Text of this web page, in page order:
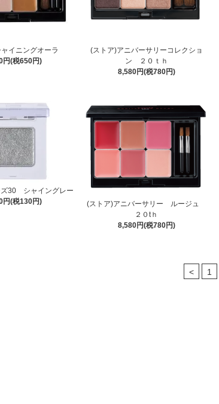
イニングオーラ
円(税650円)
(ストア)アニバーサリーコレクショ
ン ２０ｔｈ
8,580円(税780円)
ズ30 シャイングレー
円(税130円)
(ストア)アニバーサリー ルージュ
２０tｈ
8,580円(税780円)
< 1